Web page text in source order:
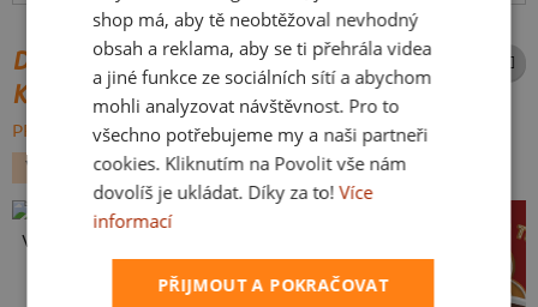
DALŠÍ POTISKY ZE STEJNÉ
KATEGORIE
PROCHÁZET VŠE:
VÁNOCE
Vlastní potisk
shop má, aby tě neobtěžoval nevhodný
obsah a reklama, aby se ti přehrála videa
a jiné funkce ze sociálních sítí a abychom
mohli analyzovat návštěvnost. Pro to
všechno potřebujeme my a naši partneři
cookies. Kliknutím na Povolit vše nám
dovolíš je ukládat. Díky za to! Více
informací
PŘIJMOUT A POKRAČOVAT